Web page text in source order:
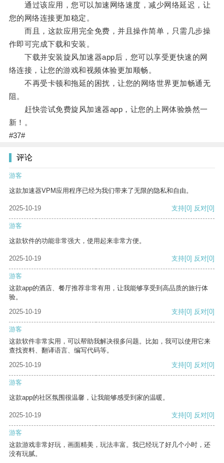
通过该应用，您可以加速网络速度，减少网络延迟，让
您的网络连接更加稳定。
而且，这款应用完全免费，并且操作简单，只需几步操
作即可完成下载和安装。
下载并安装旋风加速器app后，您可以享受更快速的网
络连接，让您的游戏和视频体验更加顺畅。
不再受卡顿和拖延的困扰，让您的网络世界更加畅通无
阻。
赶快尝试免费旋风加速器app，让您的上网体验焕然一
新！。
#37#
评论
游客
这款加速器VPM应用程序已经为我们带来了无限的隐私和自由。
2025-10-19 支持[0] 反对[0]
游客
这款软件的功能非常强大，使用起来非常方便。
2025-10-19 支持[0] 反对[0]
游客
这款app的酒店、餐厅推荐非常有用，让我能够享受到高品质的旅行体
验。
2025-10-19
支持[0] 反对[0]
游客
这款软件非常实用，可以帮助我解决很多问题。比如，我可以使用它来
查找资料、翻译语言、编写代码等。
2025-10-19
支持[0] 反对[0]
游客
这款app的社区氛围很温馨，让我能够感受到家的温暖。
2025-10-19 支持[0] 反对[0]
游客
这款游戏非常好玩，画面精美，玩法丰富。我已经玩了好几个小时，还
没有玩腻。